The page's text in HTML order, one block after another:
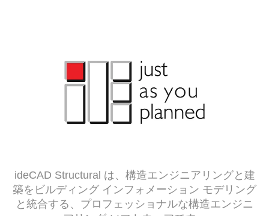
ideCAD Structural は、構造エンジニアリングと建
築をビルディング インフォメーション モデリング
と統合する、プロフェッショナルな構造エンジニ